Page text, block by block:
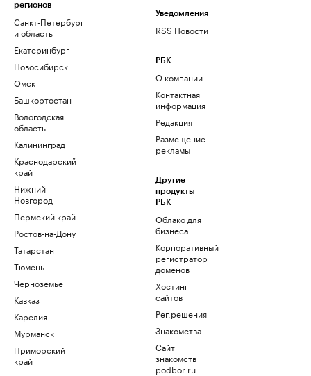
регионов
Санкт-Петербург
и область
Екатеринбург
Новосибирск
Омск
Башкортостан
Вологодская
область
Калининград
Краснодарский
край
Нижний
Новгород
Пермский край
Ростов-на-Дону
Татарстан
Тюмень
Черноземье
Кавказ
Карелия
Мурманск
Приморский
край
Уведомления
RSS Новости
РБК
О компании
Контактная
информация
Редакция
Размещение
рекламы
Другие
продукты
РБК
Облако для
бизнеса
Корпоративный
регистратор
доменов
Хостинг
сайтов
Рег.решения
Знакомства
Сайт
знакомств
podbor.ru